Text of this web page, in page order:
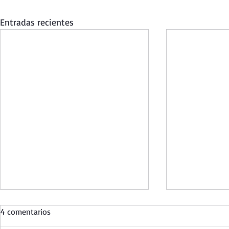
Entradas recientes
4 comentarios